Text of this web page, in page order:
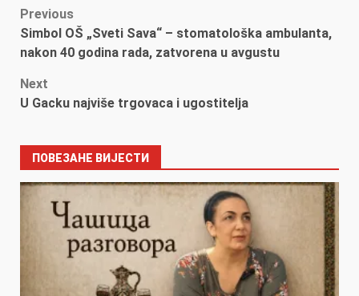
Post
navigation
Previous
Simbol OŠ „Sveti Sava“ – stomatološka ambulanta,
nakon 40 godina rada, zatvorena u avgustu
Next
U Gacku najviše trgovaca i ugostitelja
ПОВЕЗАНЕ ВИЈЕСТИ